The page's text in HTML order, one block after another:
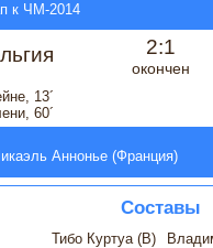
к ЧМ-2014
2:1
окончен
13´
60´
Аннонье (Франция)
Составы
Тибо Куртуа (В)